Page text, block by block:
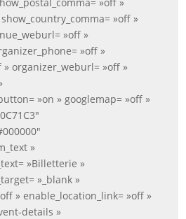
»off »
»off »
»off »
organizer_weburl= »off »
»on » googlemap= »off »
»
»Billetterie »
»_blank »
» enable_location_link= »off »
details »